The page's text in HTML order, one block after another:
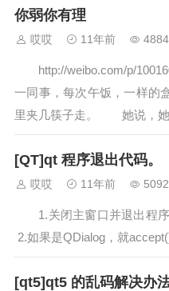
你弱你有理
哎哎 11年前 4884
http://weibo.com/p/
一同事，每次午饭，一样的
里夹几筷子走。 她说，她
[QT]qt 程序退出代码。
哎哎 11年前 5092
1.关闭主窗口并退出
2.如果是QDialog，就
[qt5]qt5 的乱码解决办